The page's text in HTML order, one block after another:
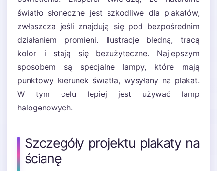
światło słoneczne jest szkodliwe dla plakatów,
zwłaszcza jeśli znajdują się pod bezpośrednim
działaniem promieni. Ilustracje bledną, tracą
kolor i stają się bezużyteczne. Najlepszym
sposobem są specjalne lampy, które mają
punktowy kierunek światła, wysyłany na plakat.
W tym celu lepiej jest używać lamp
halogenowych.
Szczegóły projektu plakaty na
ścianę